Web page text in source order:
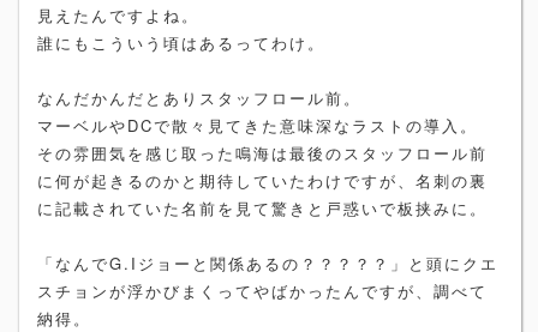
見えたんですよね。
誰にもこういう頃はあるってわけ。
なんだかんだとありスタッフロール前。
マーベルやDCで散々見てきた意味深なラストの導入。
その雰囲気を感じ取った鳴海は最後のスタッフロール前
に何が起きるのかと期待していたわけですが、名刺の裏
に記載されていた名前を見て驚きと戸惑いで板挟みに。
「なんでG.Iジョーと関係あるの？？？？？」と頭にクエ
スチョンが浮かびまくってやばかったんですが、調べて
納得。